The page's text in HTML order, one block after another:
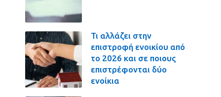
Τι αλλάζει στην
επιστροφή ενοικίου από
το 2026 και σε ποιους
επιστρέφονται δύο
ενοίκια